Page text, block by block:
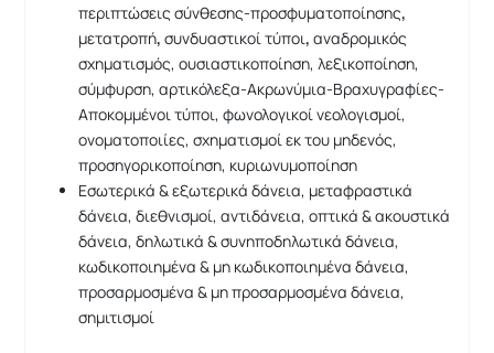
περιπτώσεις σύνθεσης-προσφυματοποίησης,
μετατροπή, συνδυαστικοί τύποι, αναδρομικός
σχηματισμός, ουσιαστικοποίηση, λεξικοποίηση,
σύμφυρση, αρτικόλεξα-Ακρωνύμια-Βραχυγραφίες-
Αποκομμένοι τύποι, φωνολογικοί νεολογισμοί,
ονοματοποιίες, σχηματισμοί εκ του μηδενός,
προσηγορικοποίηση, κυριωνυμοποίηση
Εσωτερικά & εξωτερικά δάνεια, μεταφραστικά
δάνεια, διεθνισμοί, αντιδάνεια, οπτικά & ακουστικά
δάνεια, δηλωτικά & συνηποδηλωτικά δάνεια,
κωδικοποιημένα & μη κωδικοποιημένα δάνεια,
προσαρμοσμένα & μη προσαρμοσμένα δάνεια,
σημιτισμοί